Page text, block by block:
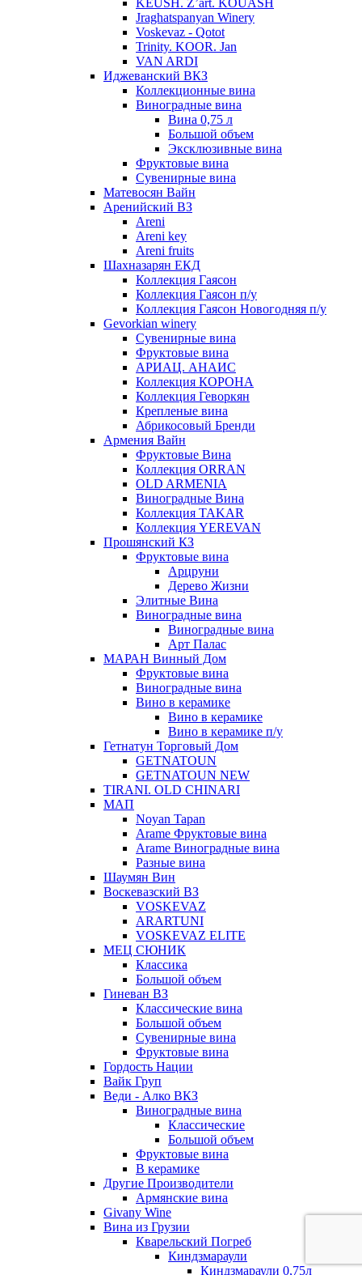
KEUSH. Z’art. KOUASH
Jraghatspanyan Winery
Voskevaz - Qotot
Trinity. KOOR. Jan
VAN ARDI
Иджеванский ВКЗ
Коллекционные вина
Виноградные вина
Вина 0,75 л
Большой объем
Эксклюзивные вина
Фруктовые вина
Cувенирные вина
Матевосян Вайн
Аренийский ВЗ
Areni
Areni key
Areni fruits
Шахназарян ЕКД
Коллекция Гаясон
Коллекция Гаясон п/у
Коллекция Гаясон Новогодняя п/у
Gevorkian winery
Сувенирные вина
Фруктовые вина
АРИАЦ. АНАИС
Коллекция КОРОНА
Коллекция Геворкян
Крепленые вина
Абрикосовый Бренди
Армения Вайн
Фруктовые Вина
Коллекция ORRAN
OLD ARMENIA
Виноградные Вина
Коллекция TAKAR
Коллекция YEREVAN
Прошянский КЗ
Фруктовые вина
Арцруни
Дерево Жизни
Элитные Вина
Виноградные вина
Виноградные вина
Арт Палас
МАРАН Винный Дом
Фруктовые вина
Виноградные вина
Вино в керамике
Вино в керамике
Вино в керамике п/у
Гетнатун Торговый Дом
GETNATOUN
GETNATOUN NEW
TIRANI. OLD CHINARI
МАП
Noyan Tapan
Arame Фруктовые вина
Arame Виноградные вина
Разные вина
Шаумян Вин
Воскевазский ВЗ
VOSKEVAZ
ARARTUNI
VOSKEVAZ ELITE
МЕЦ СЮНИК
Классика
Большой объем
Гиневан ВЗ
Классические вина
Большой объем
Сувенирные вина
Фруктовые вина
Гордость Нации
Вайк Груп
Веди - Алко ВКЗ
Виноградные вина
Классические
Большой объем
Фруктовые вина
В керамике
Другие Производители
Армянские вина
Givany Wine
Вина из Грузии
Кварельский Погреб
Киндзмараули
Киндзмараули 0,75л